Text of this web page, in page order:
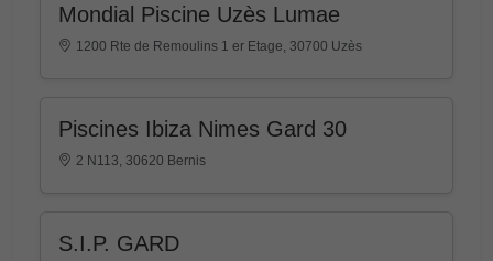
Mondial Piscine Uzès Lumae
1200 Rte de Remoulins 1 er Etage, 30700 Uzès
Piscines Ibiza Nimes Gard 30
2 N113, 30620 Bernis
S.I.P. GARD